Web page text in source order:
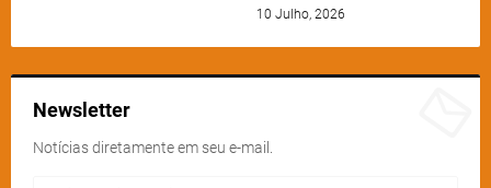
10 Julho, 2026
Newsletter
Notícias diretamente em seu e-mail.